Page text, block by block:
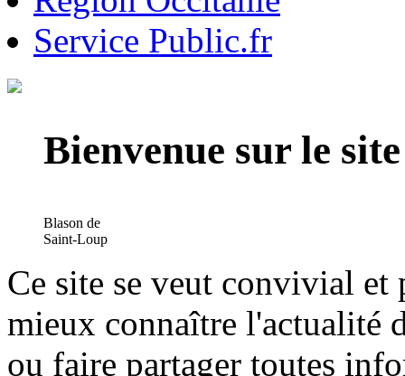
Service Public.fr
Bienvenue sur le
Blason de
Saint-Loup
Ce site se veut convivial et
mieux connaître l'actualité
ou faire partager toutes